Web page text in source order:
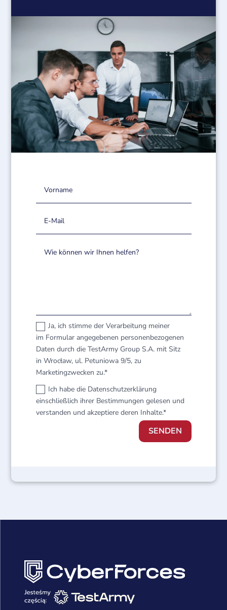
Ja, ich stimme der Verarbeitung meiner
im Formular angegebenen personenbezogenen
Daten durch die TestArmy Group S.A. mit Sitz
in Wrocław, ul. Petuniowa 9/5, zu
Marketingzwecken zu.*
Ich habe die Datenschutzerklärung
einschließlich ihrer Bestimmungen gelesen und
verstanden und akzeptiere deren Inhalte.*
SENDEN